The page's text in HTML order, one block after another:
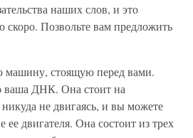
наших слов, и это
скоро. Позвольте вам предложить
машину, стоящую перед вами.
ДНК. Она стоит на
не двигаясь, и вы можете
ее двигателя. Она состоит из трех